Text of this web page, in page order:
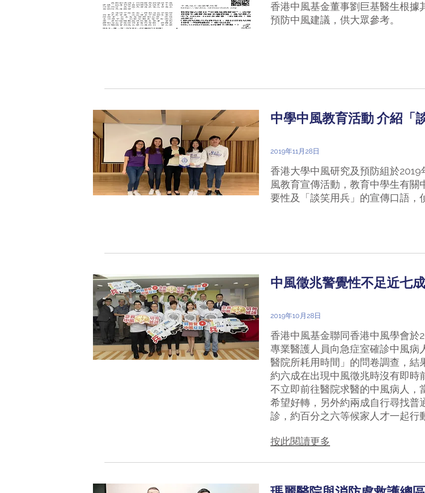
香港中風基金董事劉巨基醫生根據
預防中風建議，供大眾參考。
2019年11月28日
中學中風教育活動 介紹「
香港大學中風研究及預防組於
風教育宣傳活動，教育中學生有
要性及「談笑用兵」的宣傳口語，
2019年10月28日
中風徵兆警覺性不足近七
香港中風基金聯同香港中風學會於
專業醫護人員向急症室確診中風病
醫院所耗用時間」的問卷調查，結
約六成在出現中風徵兆時沒有即時
不立即前往醫院求醫的中風病人，
希望好轉，另外約兩成自行尋找普
診，約百分之六等候家人才一起行
按此閱讀更多